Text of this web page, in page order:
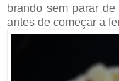
brando sem parar
antes de começar a